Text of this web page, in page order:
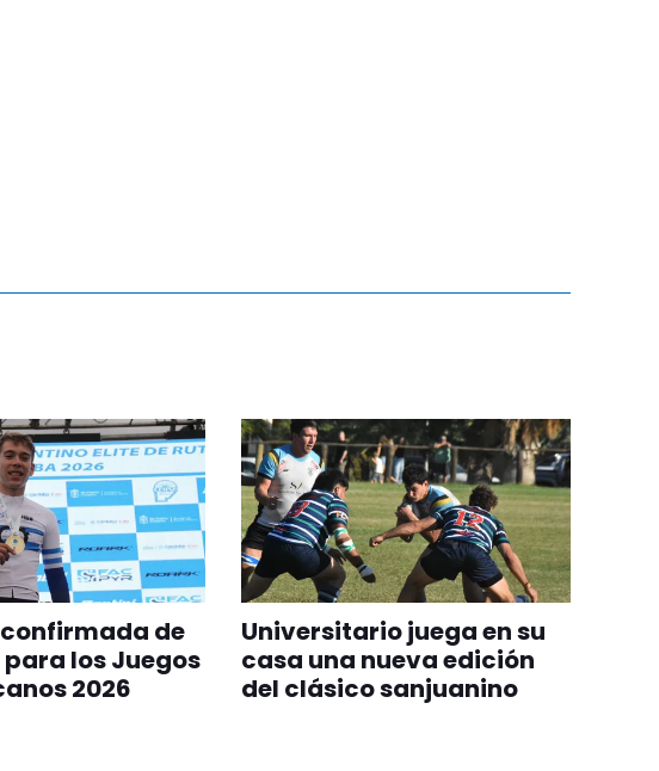
de
los Juegos
2026
Universitario juega en su
casa una nueva edición
del clásico sanjuanino